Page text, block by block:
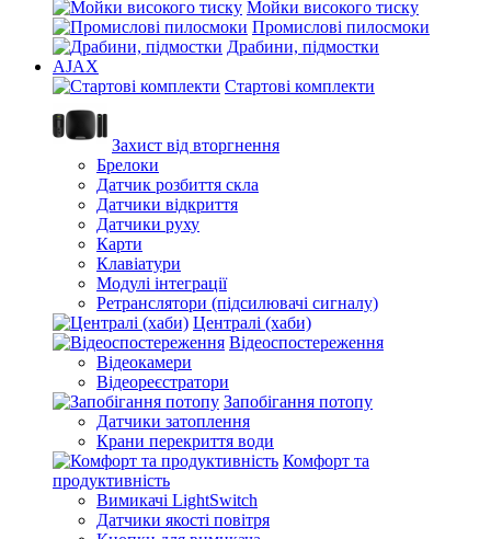
Мойки високого тиску
Промислові пилосмоки
Драбини, підмостки
AJAX
Стартові комплекти
Захист від вторгнення
Брелоки
Датчик розбиття скла
Датчики відкриття
Датчики руху
Карти
Клавіатури
Модулі інтеграції
Ретранслятори (підсилювачі сигналу)
Централі (хаби)
Відеоспостереження
Відеокамери
Відеореєстратори
Запобігання потопу
Датчики затоплення
Крани перекриття води
Комфорт та
продуктивність
Вимикачі LightSwitch
Датчики якості повітря